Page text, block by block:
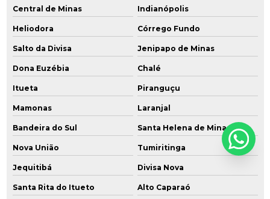
Central de Minas Indianópolis
Heliodora Córrego Fundo
Salto da Divisa Jenipapo de Minas
Dona Euzébia Chalé
Itueta Piranguçu
Mamonas Laranjal
Bandeira do Sul Santa Helena de Minas
Nova União Tumiritinga
Jequitibá Divisa Nova
Santa Rita do Itueto Alto Caparaó